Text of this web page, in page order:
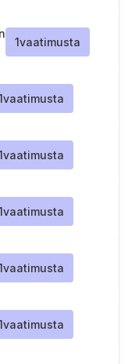
1vaatimusta
vaatimusta
vaatimusta
vaatimusta
vaatimusta
vaatimusta